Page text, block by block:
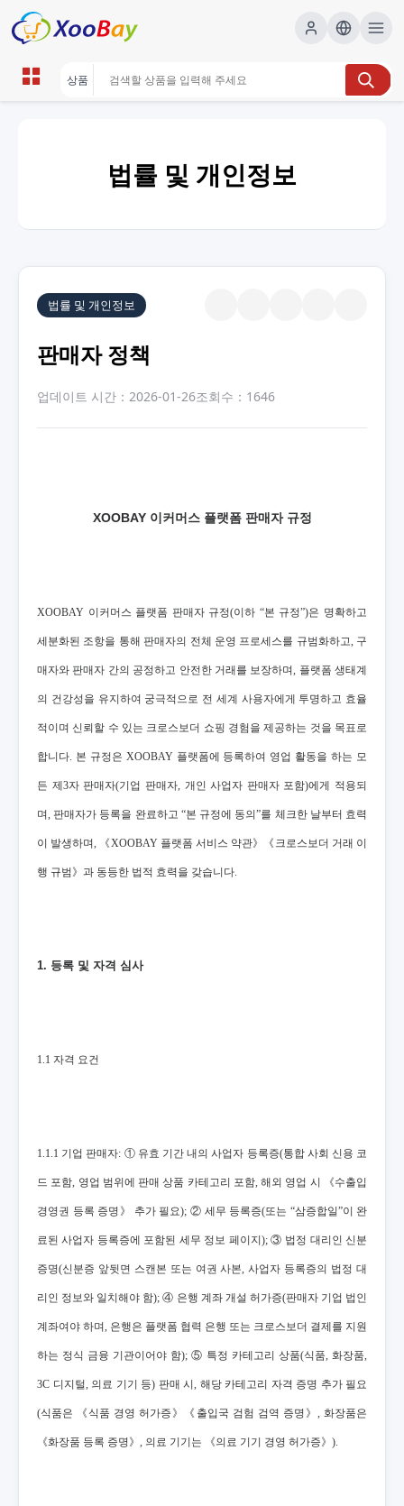
법률 및 개인정보
법률 및 개인정보
판매자 정책
업데이트 시간：2026-01-26조회수：1646
XOOBAY 이커머스 플랫폼 판매자 규정
XOOBAY 이커머스 플랫폼 판매자 규정(이하 “본 규정”)은 명확하고
세분화된 조항을 통해 판매자의 전체 운영 프로세스를 규범화하고, 구
매자와 판매자 간의 공정하고 안전한 거래를 보장하며, 플랫폼 생태계
의 건강성을 유지하여 궁극적으로 전 세계 사용자에게 투명하고 효율
적이며 신뢰할 수 있는 크로스보더 쇼핑 경험을 제공하는 것을 목표로
합니다. 본 규정은 XOOBAY 플랫폼에 등록하여 영업 활동을 하는 모
든 제3자 판매자(기업 판매자, 개인 사업자 판매자 포함)에게 적용되
며, 판매자가 등록을 완료하고 “본 규정에 동의”를 체크한 날부터 효력
이 발생하며, 《XOOBAY 플랫폼 서비스 약관》《크로스보더 거래 이
행 규범》과 동등한 법적 효력을 갖습니다.
1. 등록 및 자격 심사
1.1 자격 요건
1.1.1 기업 판매자: ① 유효 기간 내의 사업자 등록증(통합 사회 신용 코
드 포함, 영업 범위에 판매 상품 카테고리 포함, 해외 영업 시 《수출입
경영권 등록 증명》 추가 필요); ② 세무 등록증(또는 “삼증합일”이 완
료된 사업자 등록증에 포함된 세무 정보 페이지); ③ 법정 대리인 신분
증명(신분증 앞뒷면 스캔본 또는 여권 사본, 사업자 등록증의 법정 대
리인 정보와 일치해야 함); ④ 은행 계좌 개설 허가증(판매자 기업 법인
계좌여야 하며, 은행은 플랫폼 협력 은행 또는 크로스보더 결제를 지원
하는 정식 금융 기관이어야 함); ⑤ 특정 카테고리 상품(식품, 화장품,
3C 디지털, 의료 기기 등) 판매 시, 해당 카테고리 자격 증명 추가 필요
(식품은 《식품 경영 허가증》《출입국 검험 검역 증명》, 화장품은
《화장품 등록 증명》, 의료 기기는 《의료 기기 경영 허가증》).